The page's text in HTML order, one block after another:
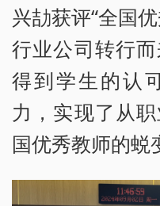
兴劼获评“全国
行业公司转行
得到学生的认
力，实现了从
国优秀教师的蜕